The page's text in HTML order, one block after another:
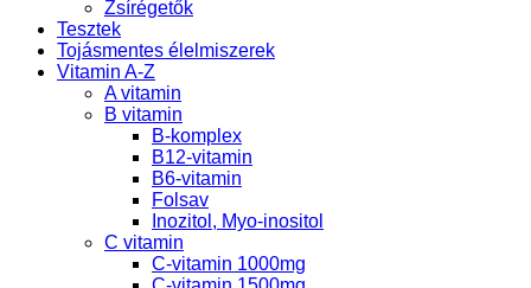
Zsírégetők
Tesztek
Tojásmentes élelmiszerek
Vitamin A-Z
A vitamin
B vitamin
B-komplex
B12-vitamin
B6-vitamin
Folsav
Inozitol, Myo-inositol
C vitamin
C-vitamin 1000mg